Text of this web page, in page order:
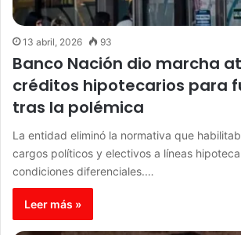
13 abril, 2026 93
Banco Nación dio marcha
créditos hipotecarios para
tras la polémica
La entidad eliminó la normativa que
cargos políticos y electivos a líneas
condiciones diferenciales.…
Leer más »